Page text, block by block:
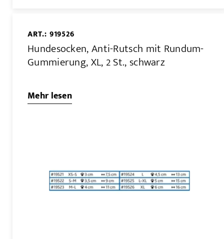
ART.: 919526
Hundesocken, Anti-Rutsch mit Rundum-
Gummierung, XL, 2 St., schwarz
Mehr lesen